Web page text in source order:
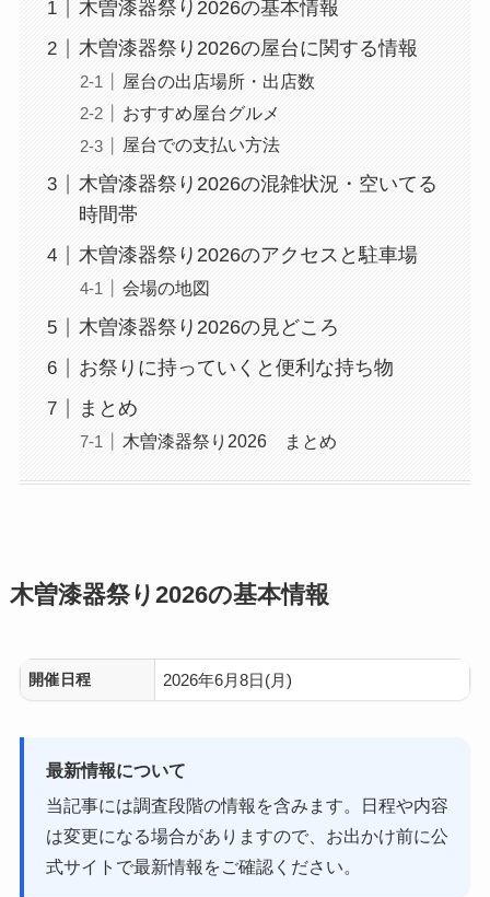
木曽漆器祭り2026の基本情報
木曽漆器祭り2026の屋台に関する情報
屋台の出店場所・出店数
おすすめ屋台グルメ
屋台での支払い方法
木曽漆器祭り2026の混雑状況・空いてる
時間帯
木曽漆器祭り2026のアクセスと駐車場
会場の地図
木曽漆器祭り2026の見どころ
お祭りに持っていくと便利な持ち物
まとめ
木曽漆器祭り2026 まとめ
木曽漆器祭り2026の基本情報
開催日程 2026年6月8日(月)
最新情報について
当記事には調査段階の情報を含みます。日程や内容
は変更になる場合がありますので、お出かけ前に公
式サイトで最新情報をご確認ください。